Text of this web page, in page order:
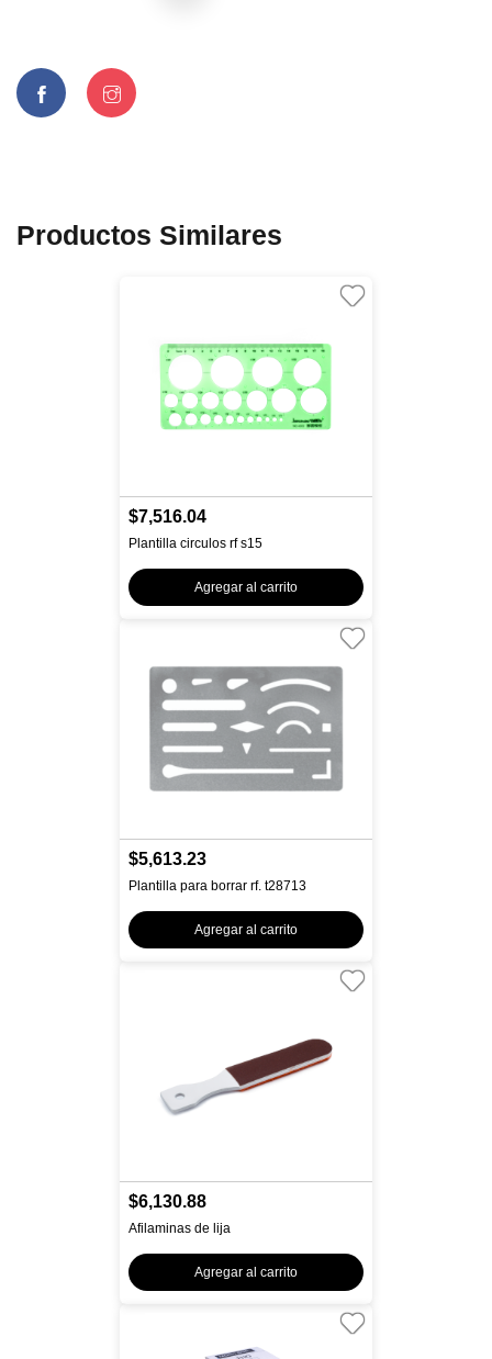
Productos Similares
$7,516.04
Plantilla circulos rf s15
Agregar al carrito
$5,613.23
Plantilla para borrar rf. t28713
Agregar al carrito
$6,130.88
Afilaminas de lija
Agregar al carrito